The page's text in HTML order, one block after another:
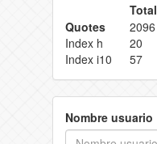
Total
Quotes
2096
Index h
20
Index i10
57
Nombre usuario